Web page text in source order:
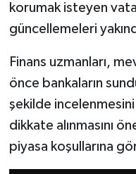
korumak isteyen
güncellemeleri
Finans uzmanları,
önce bankaların
şekilde incelenmesini
dikkate alınmasını
piyasa koşullarına